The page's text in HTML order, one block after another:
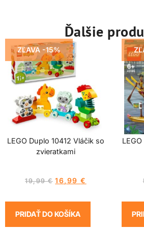
Ďalšie
ZĽAVA -15%
LEGO Duplo 10412 Vláčik so
zvieratkami
19,99€ 16,99€
PRIDAŤ DO KOŠÍKA